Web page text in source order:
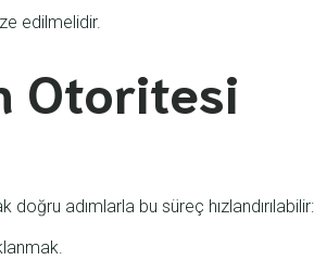
edilmelidir.
Otoritesi
adımlarla bu süreç hızlandırılabilir: